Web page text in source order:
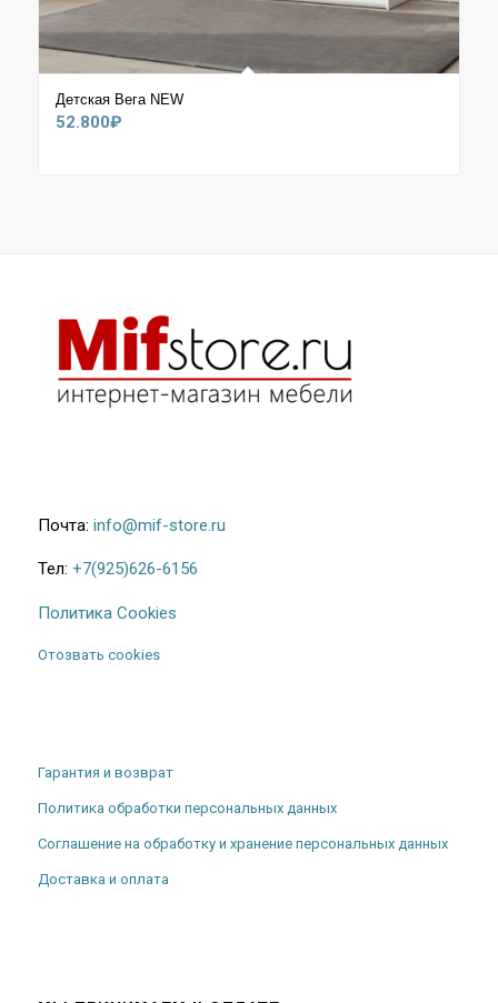
Детская Вега NEW
52.800₽
Почта: info@mif-store.ru
Тел: +7(925)626-6156
Политика Cookies
Отозвать cookies
Гарантия и возврат
Политика обработки персональных данных
Соглашение на обработку и хранение персональных данных
Доставка и оплата